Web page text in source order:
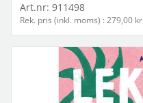
Art.nr: 911498
Rek. pris (inkl. moms) : 279,00 kr